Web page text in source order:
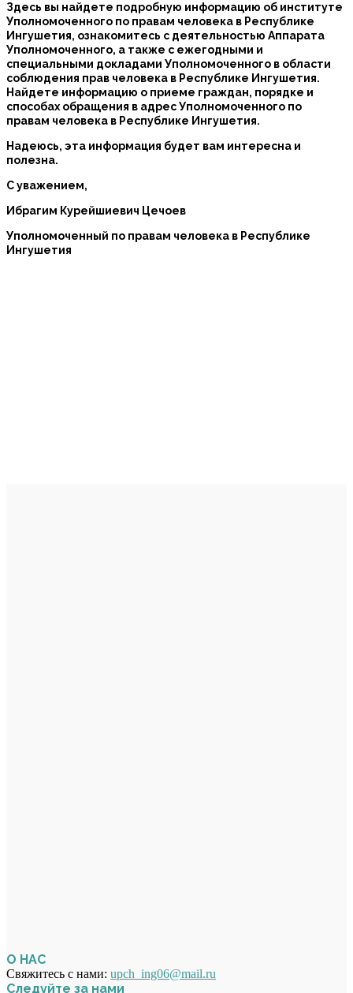
Здесь вы найдете подробную информацию об институте
Уполномоченного по правам человека в Республике
Ингушетия, ознакомитесь с деятельностью Аппарата
Уполномоченного, а также с ежегодными и
специальными докладами Уполномоченного в области
соблюдения прав человека в Республике Ингушетия.
Найдете информацию о приеме граждан, порядке и
способах обращения в адрес Уполномоченного по
правам человека в Республике Ингушетия.
Надеюсь, эта информация будет вам интересна и
полезна.
С уважением,
Ибрагим Курейшиевич Цечоев
Уполномоченный по правам человека в Республике
Ингушетия
О НАС
Свяжитесь с нами: upch_ing06@mail.ru
Следуйте за нами